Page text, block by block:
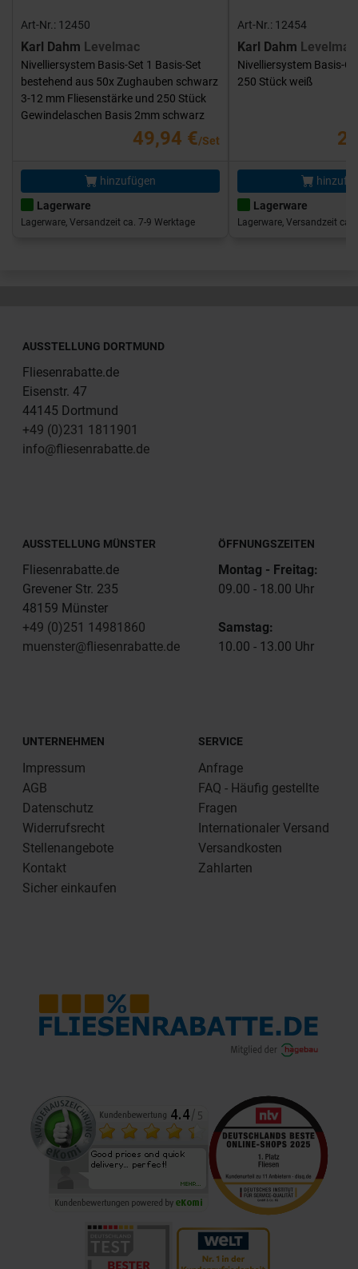
Art-Nr.: 12450
Karl Dahm Levelmac
Nivelliersystem Basis-Set 1 Basis-Set
bestehend aus 50x Zughauben schwarz
3-12 mm Fliesenstärke und 250 Stück
Gewindelaschen Basis 2mm schwarz
49,94 €/Set
hinzufügen
Lagerware
Lagerware, Versandzeit ca. 7-9 Werktage
Art-Nr.: 12454
Karl Dahm Levelmac
Nivelliersystem Basis-
250 Stück weiß
Lagerware
Lagerware, Versandzeit ca.
AUSSTELLUNG DORTMUND
Fliesenrabatte.de
Eisenstr. 47
44145 Dortmund
+49 (0)231 1811901
info@fliesenrabatte.de
AUSSTELLUNG MÜNSTER
Fliesenrabatte.de
Grevener Str. 235
48159 Münster
+49 (0)251 14981860
muenster@fliesenrabatte.de
ÖFFNUNGSZEITEN
Montag - Freitag:
09.00 - 18.00 Uhr
Samstag:
10.00 - 13.00 Uhr
UNTERNEHMEN
Impressum
AGB
Datenschutz
Widerrufsrecht
Stellenangebote
Kontakt
Sicher einkaufen
SERVICE
Anfrage
FAQ - Häufig gestellte
Fragen
Internationaler Versand
Versandkosten
Zahlarten